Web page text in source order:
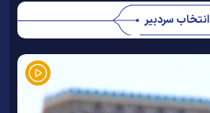
انتخاب سردبیر